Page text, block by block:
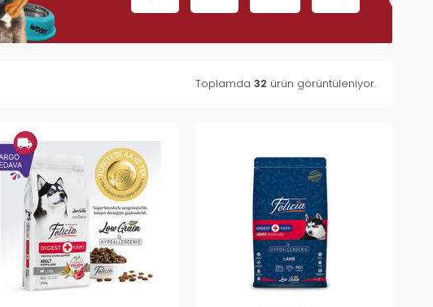
Toplamda 32 ürün görüntüleniyor.